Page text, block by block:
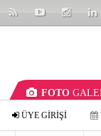
FOTO
ÜYE GİRİŞİ